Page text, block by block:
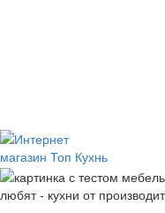
любят - кухни от